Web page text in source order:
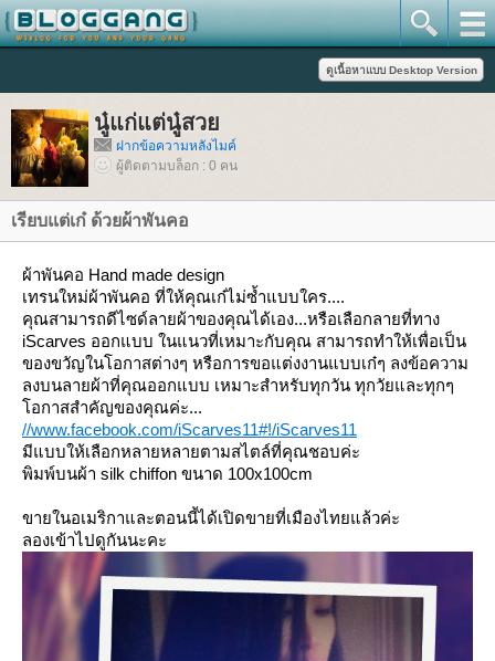
นู๋แก่แต่นู๋สว
ฝากข้อความหลังไมค์
ผู้ติดตามบล็อก : 0 คน
เรียบแต่เก๋ ด้วยผ้าพันคอ
ผ้าพันคอ Hand made design
เทรนใหม่ผ้าพันคอ ที่ให้คุณเก๋ไม่ซ้ำแบบใคร....
คุณสามารถดีไซด์ลายผ้าของคุณได้เอง...หรือเลือกลายที่ทาง
iScarves ออกแบบ ในแนวที่เหมาะกับคุณ สามารถทำให้เพื่อเป็น
ของขวัญในโอกาสต่างๆ หรือการขอแต่งงานแบบเก๋ๆ ลงข้อความ
ลงบนลายผ้าที่คุณออกแบบ เหมาะสำหรับทุกวัน ทุกวัยและทุกๆ
อกาสสำคัญของคุณค่ะ...
//www.facebook.com/iScarves11#!/iScarves11
มีแบบให้เลือกหลายหลายตามสไตล์ที่คุณชอบค่ะ
พิมพ์บนผ้า silk chiffon ขนาด 100x100cm
ขายในอเมริกาและตอนนี้ได้เปิดขายที่เมืองไทยแล้วค่ะ
ลองเข้าไปดูกันนะคะ